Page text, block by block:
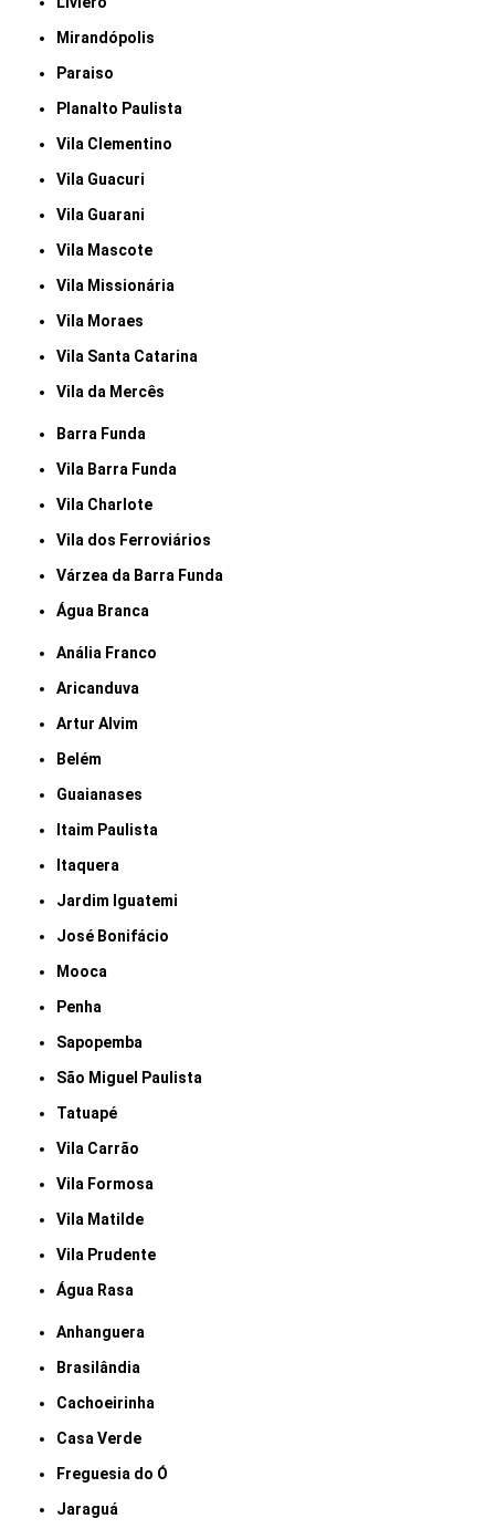
Mirandópolis
Paraiso
Planalto Paulista
Vila Clementino
Vila Guacuri
Vila Guarani
Vila Mascote
Vila Missionária
Vila Moraes
Vila Santa Catarina
Vila da Mercês
Barra Funda
Vila Barra Funda
Vila Charlote
Vila dos Ferroviários
Várzea da Barra Funda
Água Branca
Anália Franco
Aricanduva
Artur Alvim
Belém
Guaianases
Itaim Paulista
Itaquera
Jardim Iguatemi
José Bonifácio
Mooca
Penha
Sapopemba
São Miguel Paulista
Tatuapé
Vila Carrão
Vila Formosa
Vila Matilde
Vila Prudente
Água Rasa
Anhanguera
Brasilândia
Cachoeirinha
Casa Verde
Freguesia do Ó
Jaraguá